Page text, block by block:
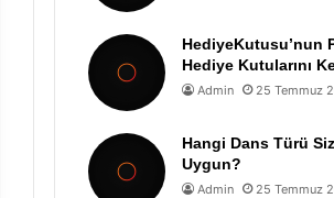
HediyeKutusu’nun
Hediye Kutularını
Admin 25 Temmuz
Hangi Dans Türü
Uygun?
Admin 25 Temmuz